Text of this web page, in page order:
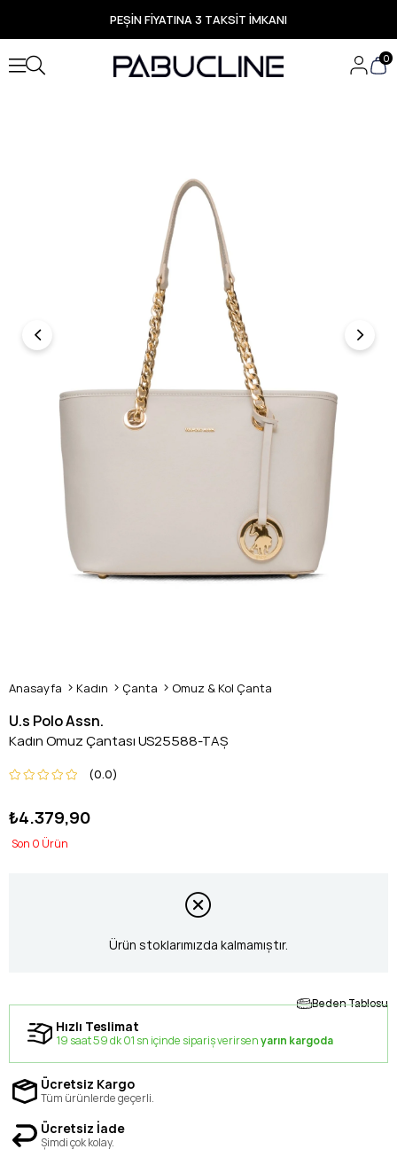
PEŞİN FİYATINA 3 TAKSİT İMKANI
TÜM ÜRÜNLERDE ÜCRETSİZ KARGO
Yeni Sezon Ürünlerde Özel Fırsatlar
Seçili Ürünlerde Hızlı Teslimat
0
Anasayfa Kadın Çanta Omuz & Kol Çanta
U.s Polo Assn.
Kadın Omuz Çantası US25588-TAŞ
0.0
₺4.379,90
0
Ürün stoklarımızda kalmamıştır.
Beden Tablosu
Hızlı Teslimat
19 saat 59 dk 00 sn içinde sipariş verirsenyarın kargoda
Ücretsiz Kargo
Tüm ürünlerde geçerli.
Ücretsiz İade
Şimdi çok kolay.